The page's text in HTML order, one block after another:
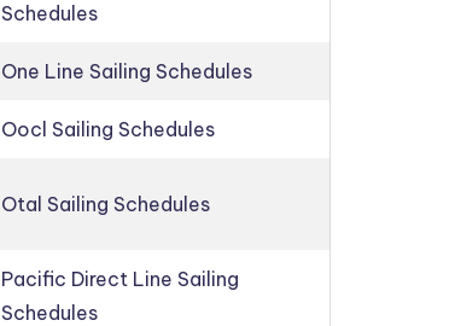
Schedules
One Line Sailing Schedules
Oocl Sailing Schedules
Otal Sailing Schedules
Pacific Direct Line Sailing
Schedules